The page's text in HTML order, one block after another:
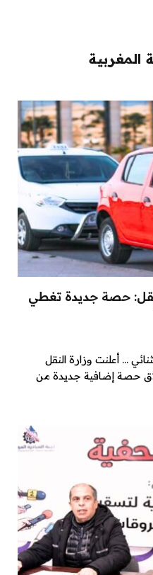
المغربية
حصة جديدة تغطي
… أعلنت وزارة النقل
حصة إضافية جديدة من